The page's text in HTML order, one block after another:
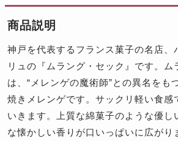
商品説明
神戸を代表するフランス菓子の名店、
リュの『ムラング・セック』です。ム
は、“メレンゲの魔術師”との異名をも
焼きメレンゲです。サックリ軽い食感
いきます。上質な綿菓子のような優し
な懐かしい香りが口いっぱいに広がり